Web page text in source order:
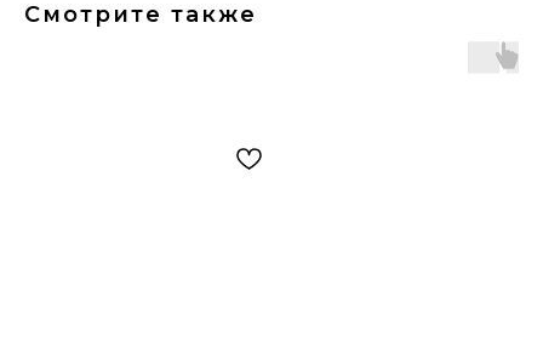
Смотрите также